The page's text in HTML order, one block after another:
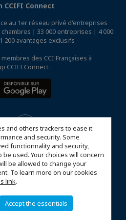
and others trackers to ease it
and security. Some
functionnality and security,
used. Your choices will concern
be allowed to change your
To learn more on our cookies
link.
Accept the essentials
CCIFI Connect
au 1er réseau privé d'entreprises
| 33 000 entreprises | 4 000
200 avantages exclusifs
des CCI Françaises à
CCIFI Connect.
Mentions légales